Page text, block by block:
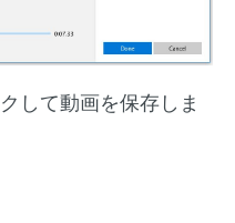
して動画を保存しま